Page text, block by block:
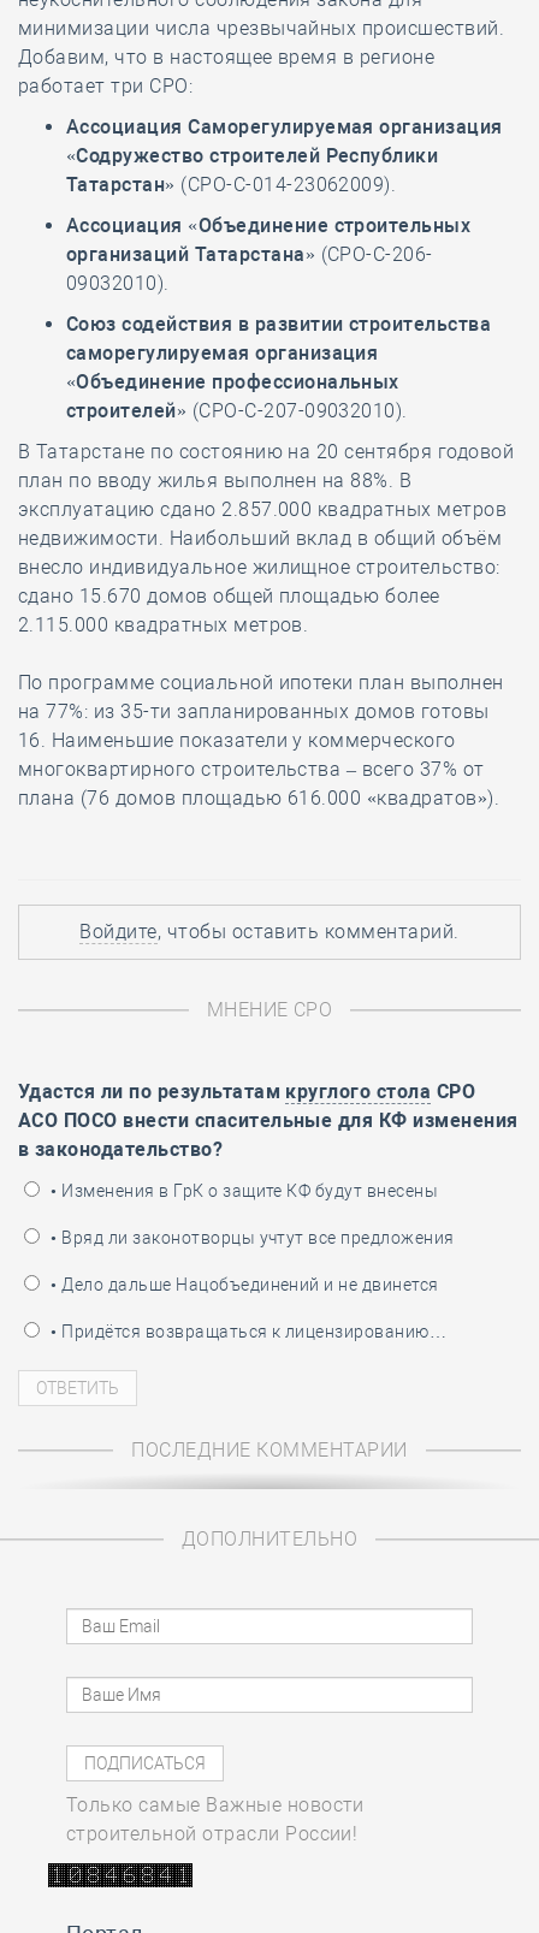
минимизации числа чрезвычайных происшествий.
Добавим, что в настоящее время в регионе
работает три СРО:
Ассоциация Саморегулируемая организация
«Содружество строителей Республики
Татарстан» (СРО-С-014-23062009).
Ассоциация «Объединение строительных
организаций Татарстана» (СРО-С-206-
09032010).
Союз содействия в развитии строительства
саморегулируемая организация
«Объединение профессиональных
строителей» (СРО-С-207-09032010).
В Татарстане по состоянию на 20 сентября годовой
план по вводу жилья выполнен на 88%. В
эксплуатацию сдано 2.857.000 квадратных метров
недвижимости. Наибольший вклад в общий объём
внесло индивидуальное жилищное строительство:
сдано 15.670 домов общей площадью более
2.115.000 квадратных метров.
По программе социальной ипотеки план выполнен
на 77%: из 35-ти запланированных домов готовы
16. Наименьшие показатели у коммерческого
многоквартирного строительства – всего 37% от
плана (76 домов площадью 616.000 «квадратов»).
Войдите, чтобы оставить комментарий.
МНЕНИЕ СРО
Удастся ли по результатам круглого стола СРО
АСО ПОСО внести спасительные для КФ изменения
в законодательство?
• Изменения в ГрК о защите КФ будут внесены
• Вряд ли законотворцы учтут все предложения
• Дело дальше Нацобъединений и не двинется
• Придётся возвращаться к лицензированию…
ПОСЛЕДНИЕ КОММЕНТАРИИ
ДОПОЛНИТЕЛЬНО
Только самые Важные новости
строительной отрасли России!